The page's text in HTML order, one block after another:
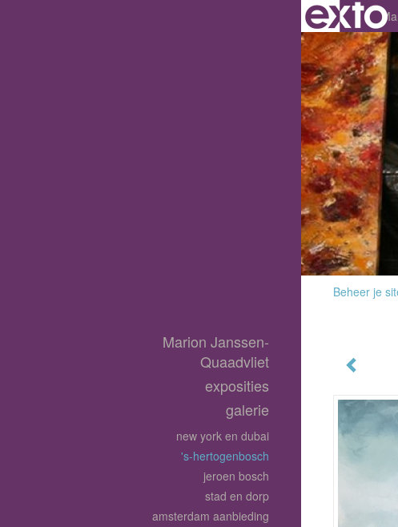
Beheer je
Marion Janssen-
Quaadvliet
exposities
galerie
new york en dubai
's-hertogenbosch
jeroen bosch
stad en dorp
amsterdam aanbieding